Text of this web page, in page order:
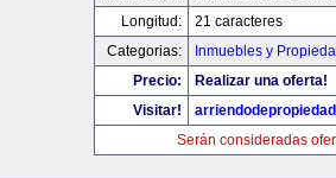
Longitud:
21 caracteres
Categorias:
Inmuebles y
Precio:
Realizar una oferta!
Visitar!
Serán consideradas